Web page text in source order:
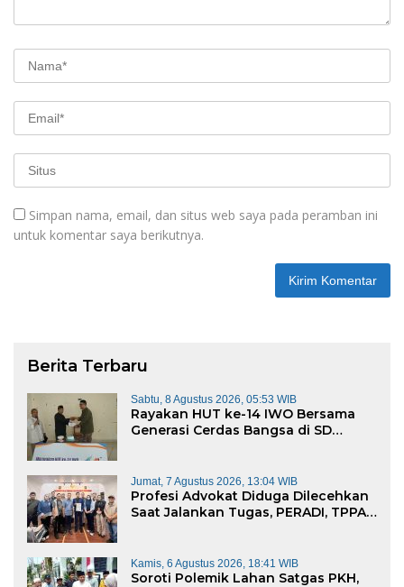
Simpan nama, email, dan situs web saya pada peramban ini
untuk komentar saya berikutnya.
Berita Terbaru
Sabtu, 8 Agustus 2026, 05:53 WIB
Rayakan HUT ke-14 IWO Bersama
Generasi Cerdas Bangsa di SD
Jumat, 7 Agustus 2026, 13:04 WIB
Profesi Advokat Diduga Dilecehkan
Saat Jalankan Tugas, PERADI, TPPA,
Kamis, 6 Agustus 2026, 18:41 WIB
Soroti Polemik Lahan Satgas PKH,